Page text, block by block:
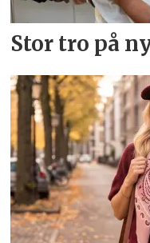
Stor tro på